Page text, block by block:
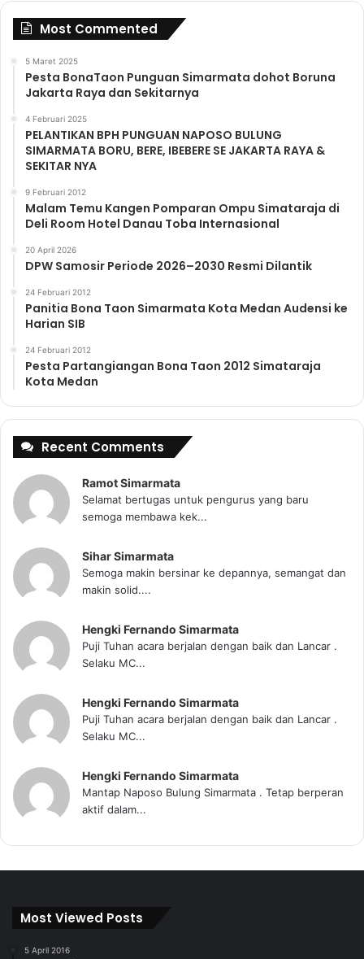
Most Commented
5 Maret 2025
Pesta BonaTaon Punguan Simarmata dohot Boruna
Jakarta Raya dan Sekitarnya
4 Februari 2025
PELANTIKAN BPH PUNGUAN NAPOSO BULUNG
SIMARMATA BORU, BERE, IBEBERE SE JAKARTA RAYA &
SEKITAR NYA
9 Februari 2012
Malam Temu Kangen Pomparan Ompu Simataraja di
Deli Room Hotel Danau Toba Internasional
20 April 2026
DPW Samosir Periode 2026–2030 Resmi Dilantik
24 Februari 2012
Panitia Bona Taon Simarmata Kota Medan Audensi ke
Harian SIB
24 Februari 2012
Pesta Partangiangan Bona Taon 2012 Simataraja
Kota Medan
Recent Comments
Ramot Simarmata
Selamat bertugas untuk pengurus yang baru
semoga membawa kek...
Sihar Simarmata
Semoga makin bersinar ke depannya, semangat dan
makin solid....
Hengki Fernando Simarmata
Puji Tuhan acara berjalan dengan baik dan Lancar .
Selaku MC...
Hengki Fernando Simarmata
Puji Tuhan acara berjalan dengan baik dan Lancar .
Selaku MC...
Hengki Fernando Simarmata
Mantap Naposo Bulung Simarmata . Tetap berperan
aktif dalam...
Most Viewed Posts
5 April 2016